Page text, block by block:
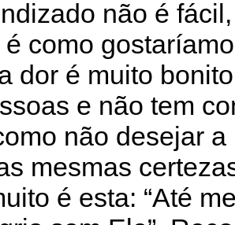
não é
como
dor é muito
e não tem
não desejar
mesmas
é esta: “Até